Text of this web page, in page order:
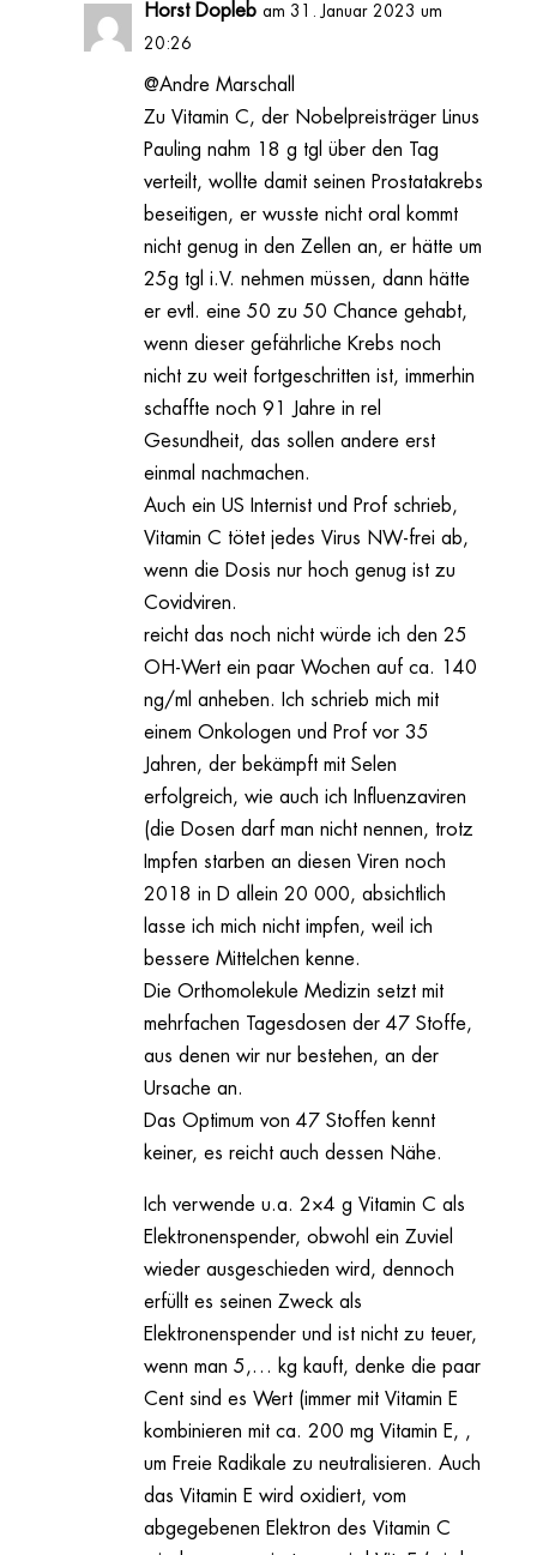
Horst Dopleb am 31. Januar 2023 um
20:26
@Andre Marschall
Zu Vitamin C, der Nobelpreisträger Linus
Pauling nahm 18 g tgl über den Tag
verteilt, wollte damit seinen Prostatakrebs
beseitigen, er wusste nicht oral kommt
nicht genug in den Zellen an, er hätte um
25g tgl i.V. nehmen müssen, dann hätte
er evtl. eine 50 zu 50 Chance gehabt,
wenn dieser gefährliche Krebs noch
nicht zu weit fortgeschritten ist, immerhin
schaffte noch 91 Jahre in rel
Gesundheit, das sollen andere erst
einmal nachmachen.
Auch ein US Internist und Prof schrieb,
Vitamin C tötet jedes Virus NW-frei ab,
wenn die Dosis nur hoch genug ist zu
Covidviren.
reicht das noch nicht würde ich den 25
OH-Wert ein paar Wochen auf ca. 140
ng/ml anheben. Ich schrieb mich mit
einem Onkologen und Prof vor 35
Jahren, der bekämpft mit Selen
erfolgreich, wie auch ich Influenzaviren
(die Dosen darf man nicht nennen, trotz
Impfen starben an diesen Viren noch
2018 in D allein 20 000, absichtlich
lasse ich mich nicht impfen, weil ich
bessere Mittelchen kenne.
Die Orthomolekule Medizin setzt mit
mehrfachen Tagesdosen der 47 Stoffe,
aus denen wir nur bestehen, an der
Ursache an.
Das Optimum von 47 Stoffen kennt
keiner, es reicht auch dessen Nähe.
Ich verwende u.a. 2×4 g Vitamin C als
Elektronenspender, obwohl ein Zuviel
wieder ausgeschieden wird, dennoch
erfüllt es seinen Zweck als
Elektronenspender und ist nicht zu teuer,
wenn man 5,… kg kauft, denke die paar
Cent sind es Wert (immer mit Vitamin E
kombinieren mit ca. 200 mg Vitamin E, ,
um Freie Radikale zu neutralisieren. Auch
das Vitamin E wird oxidiert, vom
abgegebenen Elektron des Vitamin C